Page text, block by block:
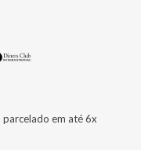
em até 6x